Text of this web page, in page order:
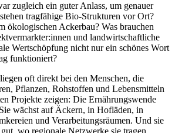
zugleich ein guter Anlass, um genauer
tragfähige Bio-Strukturen vor Ort?
ökologischen Ackerbau? Was brauchen
und landwirtschaftliche
Wertschöpfung nicht nur ein schönes Wort
funktioniert?
oft direkt bei den Menschen, die
Pflanzen, Rohstoffen und Lebensmitteln
Projekte zeigen: Die Ernährungswende
wächst auf Äckern, in Hofläden, in
und Verarbeitungsräumen. Und sie